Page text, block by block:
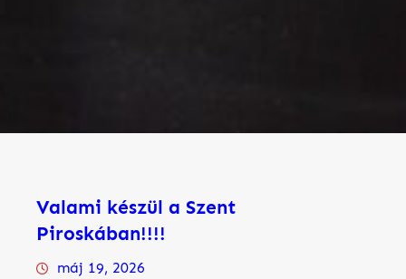
Valami készül a Szent
Piroskában!!!!
máj 19, 2026